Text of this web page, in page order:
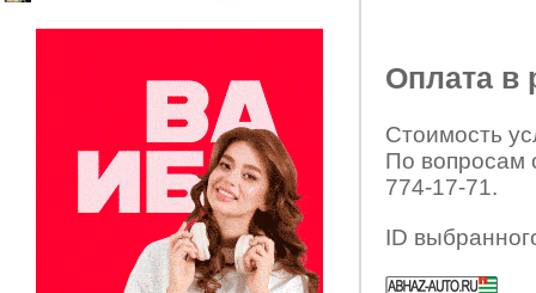
Оплата в
Стоимость
По вопросам
774-17-71.
ID